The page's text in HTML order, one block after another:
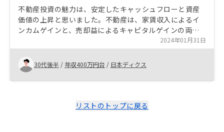
不動産投資の魅力は、安定したキャッシュフローと資産
価値の上昇と思いました。不動産は、家賃収入によるイ
ンカムゲインと、売却益によるキャピタルゲインの両方
が得られるのと、不動産は物理的な存在だから、株式や
債券などの金融商品と比べて、リスクが低く、安心感を
感じました。リノシーに決めた理由は管理会社の信頼性
でした。
2024年01月31日
30代後半 / 年収400万円台 / 日本ディクス
リストのトップに戻る